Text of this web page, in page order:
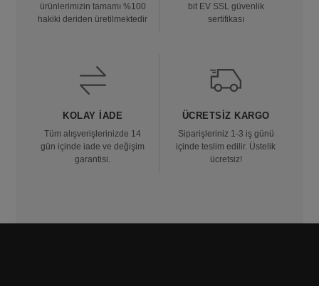
ürünlerimizin tamamı %100
hakiki deriden üretilmektedir
bit EV SSL güvenlik
sertifikası
KOLAY İADE
Tüm alışverişlerinizde 14
gün içinde iade ve değişim
garantisi.
ÜCRETSIZ KARGO
Siparişleriniz 1-3 iş günü
içinde teslim edilir. Üstelik
ücretsiz!